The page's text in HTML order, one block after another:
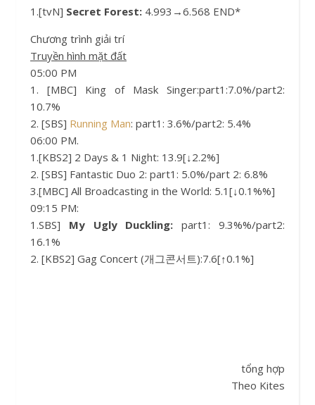
1.[tvN] Secret Forest: 4.993→6.568 END*
Chương trình giải trí
Truyền hình mặt đất
05:00 PM
1. [MBC] King of Mask Singer:part1:7.0%/part2:
10.7%
2. [SBS] Running Man: part1: 3.6%/part2: 5.4%
06:00 PM.
1.[KBS2] 2 Days & 1 Night: 13.9[↓2.2%]
2. [SBS] Fantastic Duo 2: part1: 5.0%/part 2: 6.8%
3.[MBC] All Broadcasting in the World: 5.1[↓0.1%%]
09:15 PM:
1.SBS] My Ugly Duckling: part1: 9.3%%/part2:
16.1%
2. [KBS2] Gag Concert (개그콘서트):7.6[↑0.1%]
tổng hợp
Theo Kites